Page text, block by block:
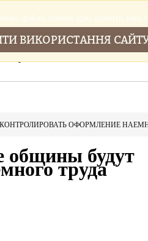
Новини
ОФОРМЛЕНИЕ
общины будут
труда
файли cookies щоб зробити наш
ВИКОРИСТАННЯ